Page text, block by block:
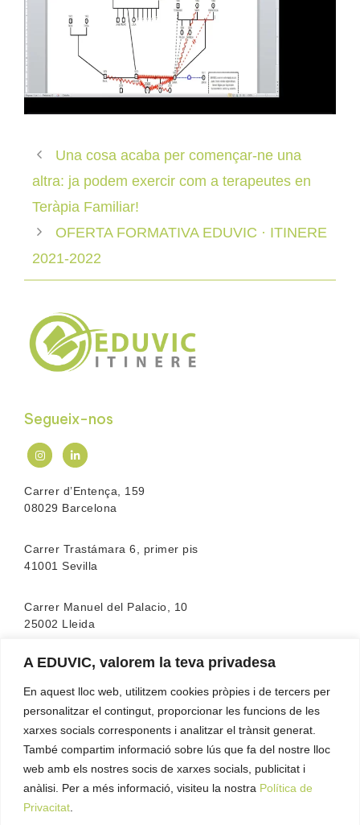
A EDUVIC, valorem la teva privadesa
En aquest lloc web, utilitzem cookies pròpies i de tercers per
personalitzar el contingut, proporcionar les funcions de les
xarxes socials corresponents i analitzar el trànsit generat.
També compartim informació sobre lús que fa del nostre lloc
web amb els nostres socis de xarxes socials, publicitat i
anàlisi. Per a més informació, visiteu la nostra Política de
Privacitat
Una cosa acaba per començar-ne una
altra: ja podem exercir com a terapeutes en
Teràpia Familiar!
OFERTA FORMATIVA EDUVIC · ITINERE
2021-2022
Segueix-nos
Carrer d’Entença, 159
08029 Barcelona
Carrer Trastámara 6, primer pis
41001 Sevilla
Carrer Manuel del Palacio, 10
25002 Lleida
L’escola compta amb l’acreditació de laFEATF
Familiar)